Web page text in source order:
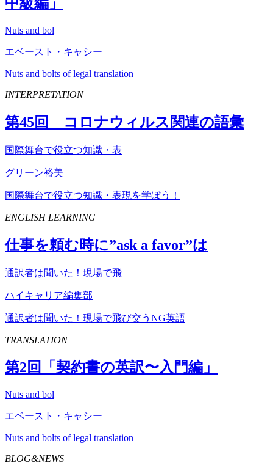
Nuts and bol
エベースト・キャシー
Nuts and bolts of legal translation
INTERPRETATION
第45回 コロナウィルス関連の語彙
国際舞台で役立つ知識・表
グリーン裕美
国際舞台で役立つ知識・表現を学ぼう！
ENGLISH LEARNING
仕事を頼む時に”ask a favor”は
通訳者は聞いた！現場で飛
ハイキャリア編集部
通訳者は聞いた！現場で飛び交うNG英語
TRANSLATION
第2回「契約書の英訳〜入門編」
Nuts and bol
エベースト・キャシー
Nuts and bolts of legal translation
BLOG&NEWS